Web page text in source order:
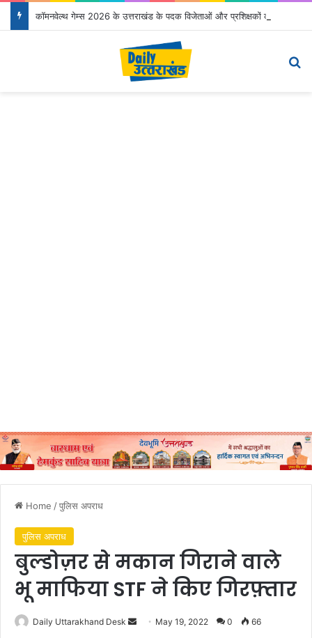
Home /पुलिस अपराध
पुलिस अपराध
बुल्डोज़र से मकान गिराने वाले
भू माफिया STF ने किए गिरफ़्तार
Daily Uttarakhand Desk
Send May 19, 2022 0 66